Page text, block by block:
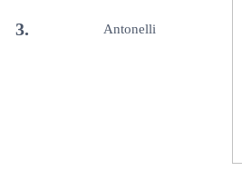
3. Antonelli